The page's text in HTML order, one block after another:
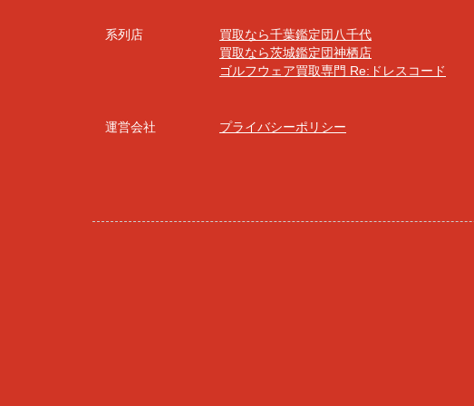
系列店
買取なら千葉鑑定団八千代
買取なら茨城鑑定団神栖店
ゴルフウェア買取専門 Re:ドレスコード
運営会社 プライバシーポリシー